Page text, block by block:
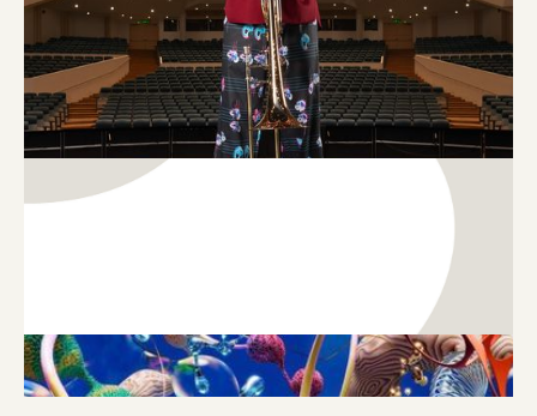
Aluekehitys Strategia Kulttuuri